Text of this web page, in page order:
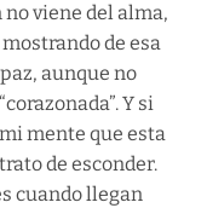
viene del alma,
de esa
aunque no
Y si
mente que esta
de esconder.
cuando llegan